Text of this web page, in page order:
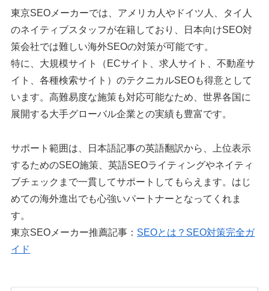
東京SEOメーカーでは、アメリカ人やドイツ人、タイ人
のネイティブスタッフが在籍しており、日本向けSEO対
策会社では難しい海外SEOの対策が可能です。
特に、大規模サイト（ECサイト、求人サイト、不動産サ
イト、各種検索サイト）のテクニカルSEOも得意として
います。高難易度な施策も対応可能なため、世界各国に
展開する大手グローバル企業との実績も豊富です。
サポート範囲は、日本語記事の英語翻訳から、上位表示
するためのSEO施策、英語SEOライティングやネイティ
ブチェックまで一貫してサポートしてもらえます。はじ
めての海外進出でも心強いパートナーとなってくれま
す。
東京SEOメーカー推薦記事： SEOとは？SEO対策完全ガ
イド